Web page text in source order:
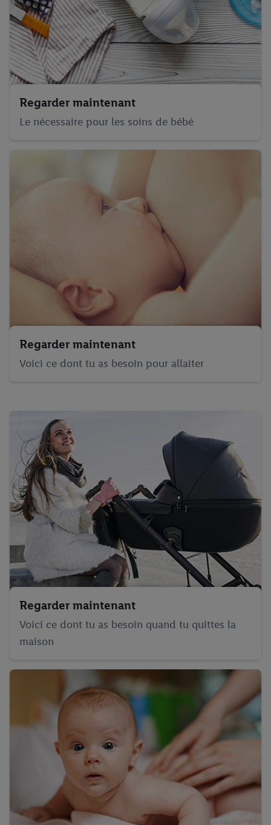
Regarder maintenant
Le nécessaire pour les soins de bébé
Regarder maintenant
Voici ce dont tu as besoin pour allaiter
Regarder maintenant
Voici ce dont tu as besoin quand tu quittes la
maison